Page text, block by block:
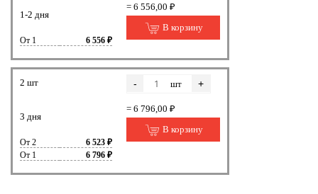
1-2 дня
От 1 6 556 ₽
= 6 556,00 ₽
В корзину
2 шт
3 дня
От 2
6 523 ₽
От 1
6 796 ₽
- шт +
= 6 796,00 ₽
В корзину